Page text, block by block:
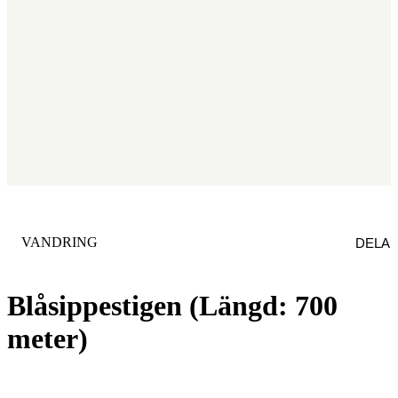
Blåsippestigen (Längd: 700
meter)
KATEGORI:
VANDRING DELA